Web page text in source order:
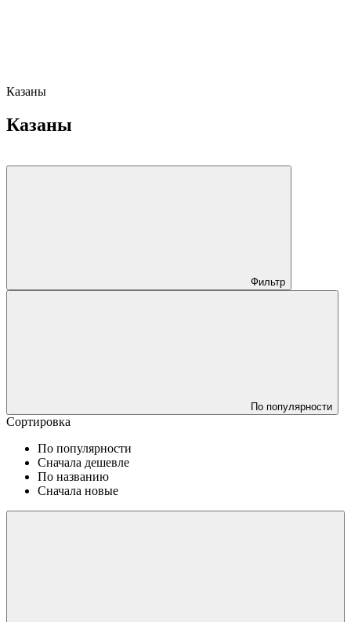
Казаны
Казаны
Фильтр
По популярности
Сортировка
По популярности
Сначала дешевле
По названию
Сначала новые